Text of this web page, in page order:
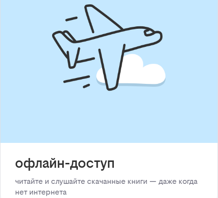
офлайн-доступ
читайте и слушайте скачанные книги — даже когда
нет интернета